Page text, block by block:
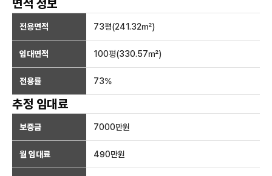
면적 정보
전용면적 73평(241.32㎡)
임대면적 100평(330.57㎡)
전용률 73%
추정 임대료
보증금 7000만원
월 임대료 490만원